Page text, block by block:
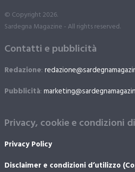
© Copyright 2026.
Sardegna Magazine - All rights reserved.
Contatti e pubblicità
Redazione:
Pubblicità:
Privacy, cookie e condizioni
Privacy Policy
Disclaimer e condizioni d’utilizzo